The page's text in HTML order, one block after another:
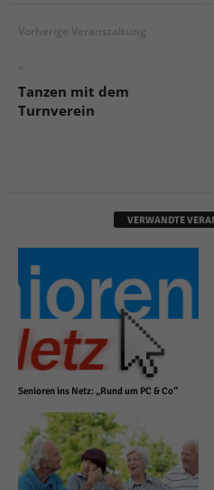
Vorherige Veranstaltung
«
Tanzen mit dem
Turnverein
VERWANDTE
Senioren ins Netz: „Rund um PC & Co“